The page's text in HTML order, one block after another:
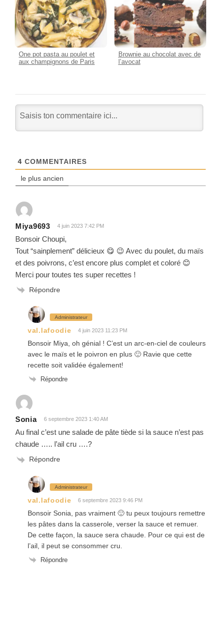
One pot pasta au poulet et
aux champignons de Paris
Brownie au chocolat avec de
l’avocat
4 COMMENTAIRES
le plus ancien
Miya9693 4 juin 2023 7:42 PM
Bonsoir Choupi,
Tout “sainplement” délicieux 😋 😉 Avec du poulet, du maïs
et des poivrons, c’est encore plus complet et coloré 😊
Merci pour toutes tes super recettes !
Répondre
Administrateur
val.lafoodie 4 juin 2023 11:23 PM
Bonsoir Miya, oh génial ! C’est un arc-en-ciel de couleurs
avec le maïs et le poivron en plus 🙂 Ravie que cette
recette soit validée également!
Répondre
Sonia 6 septembre 2023 1:40 AM
Au final c’est une salade de pâte tiède si la sauce n’est pas
chaude ….. l’ail cru ….?
Répondre
Administrateur
val.lafoodie 6 septembre 2023 9:46 PM
Bonsoir Sonia, pas vraiment 🙂 tu peux toujours remettre
les pâtes dans la casserole, verser la sauce et remuer.
De cette façon, la sauce sera chaude. Pour ce qui est de
l’ail, il peut se consommer cru.
Répondre